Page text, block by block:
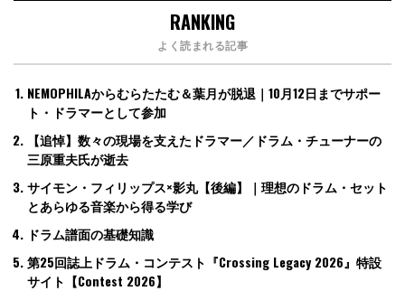
RANKING
よく読まれる記事
NEMOPHILAからむらたたむ＆葉月が脱退｜10月12日までサポー
ト・ドラマーとして参加
【追悼】数々の現場を支えたドラマー／ドラム・チューナーの
三原重夫氏が逝去
サイモン・フィリップス×影丸【後編】｜理想のドラム・セット
とあらゆる音楽から得る学び
ドラム譜面の基礎知識
第25回誌上ドラム・コンテスト『Crossing Legacy 2026』特設
サイト【Contest 2026】